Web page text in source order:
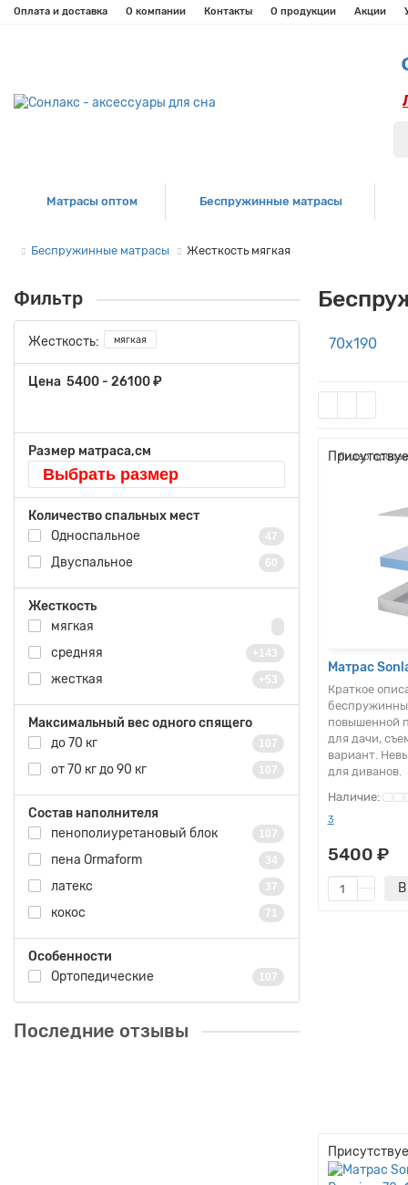
Оплата и доставка О компании Контакты О продукции Акции
Матрасы оптом Беспружинные матрасы
Беспружинные матрасы Жесткость мягкая
Фильтр
Жесткость: мягкая
Цена 5400 - 26100₽
Размер матраса,см
Выбрать размер
Количество спальных мест
Односпальное
47
Двуспальное 60
Жесткость
мягкая
средняя
+143
жесткая +53
Максимальный вес одного спящего
до 70 кг
107
от 70 кг до 90 кг 107
Состав наполнителя
пенополиуретановый блок
107
пена Ormaform 34
латекс 37
кокос 71
Особенности
Ортопедические
107
Последние отзывы
70х190
Лидер
Матрас
Краткое
повышенной
для дачи,
вариант.
для диванов.
3
5400 ₽